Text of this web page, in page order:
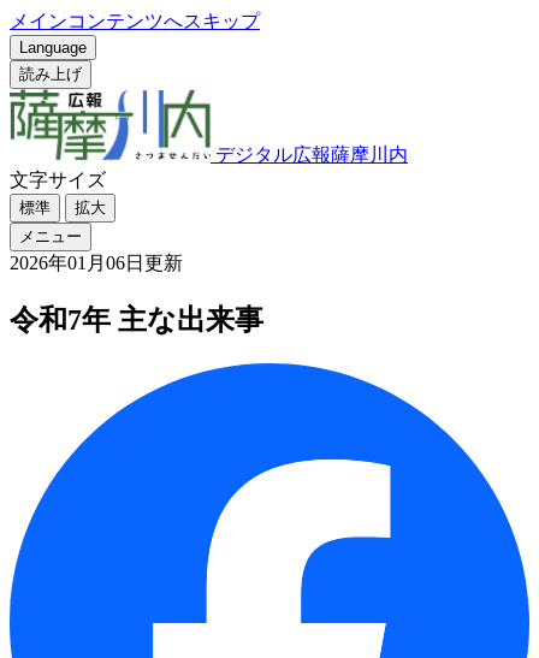
メインコンテンツへスキップ
Language
読み上げ
デジタル広報薩摩川内
文字サイズ
標準
拡大
メニュー
2026年01月06日更新
令和7年 主な出来事